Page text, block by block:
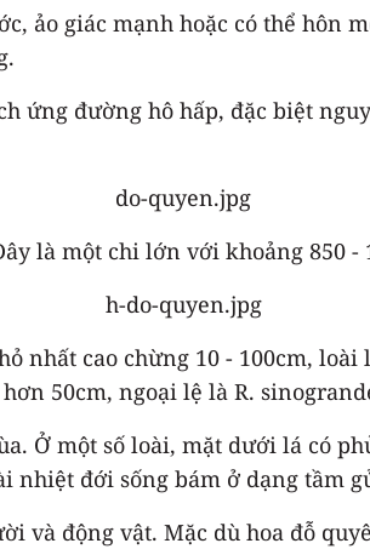
ảo giác mạnh hoặc có thể hôn
ứng đường hô hấp, đặc biệt
là một chi lớn với khoảng 850
nhất cao chừng 10 - 100cm,
50cm, ngoại lệ là R.
Ở một số loài, mặt dưới lá có
nhiệt đới sống bám ở dạng tầm
và động vật. Mặc dù hoa đỗ